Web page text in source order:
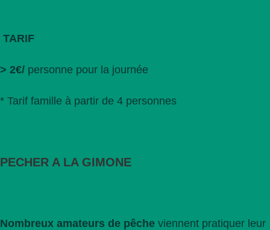
TARIF
> 2€/ personne pour la journée
* Tarif famille à partir de 4 personnes
PECHER A LA GIMONE
Nombreux amateurs de pêche viennent pratiquer leur